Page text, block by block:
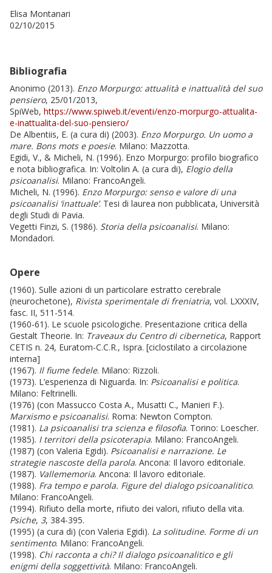
Elisa Montanari
02/10/2015
Bibliografia
Anonimo (2013). Enzo Morpurgo: attualità e inattualità del suo
pensiero, 25/01/2013,
SpiWeb, https://www.spiweb.it/eventi/enzo-morpurgo-attualita-
e-inattualita-del-suo-pensiero/
De Albentiis, E. (a cura di) (2003). Enzo Morpurgo. Un uomo a
mare. Bons mots e poesie. Milano: Mazzotta.
Egidi, V., & Micheli, N. (1996). Enzo Morpurgo: profilo biografico
e nota bibliografica. In: Voltolin A. (a cura di), Elogio della
psicoanalisi. Milano: FrancoAngeli.
Micheli, N. (1996). Enzo Morpurgo: senso e valore di una
psicoanalisi ‘inattuale’. Tesi di laurea non pubblicata, Università
degli Studi di Pavia.
Vegetti Finzi, S. (1986). Storia della psicoanalisi. Milano:
Mondadori.
Opere
(1960). Sulle azioni di un particolare estratto cerebrale
(neurochetone), Rivista sperimentale di freniatria, vol. LXXXIV,
fasc. II, 511-514.
(1960-61). Le scuole psicologiche. Presentazione critica della
Gestalt Theorie. In: Traveaux du Centro di cibernetica, Rapport
CETIS n. 24, Euratom-C.C.R., Ispra. [ciclostilato a circolazione
interna]
(1967). Il fiume fedele. Milano: Rizzoli.
(1973). L’esperienza di Niguarda. In: Psicoanalisi e politica.
Milano: Feltrinelli.
(1976) (con Massucco Costa A., Musatti C., Manieri F.).
Marxismo e psicoanalisi. Roma: Newton Compton.
(1981). La psicoanalisi tra scienza e filosofia. Torino: Loescher.
(1985). I territori della psicoterapia. Milano: FrancoAngeli.
(1987) (con Valeria Egidi). Psicoanalisi e narrazione. Le
strategie nascoste della parola. Ancona: Il lavoro editoriale.
(1987). Vallememoria. Ancona: Il lavoro editoriale.
(1988). Fra tempo e parola. Figure del dialogo psicoanalitico.
Milano: FrancoAngeli.
(1994). Rifiuto della morte, rifiuto dei valori, rifiuto della vita.
Psiche, 3, 384-395.
(1995) (a cura di) (con Valeria Egidi). La solitudine. Forme di un
sentimento. Milano: FrancoAngeli.
(1998). Chi racconta a chi? Il dialogo psicoanalitico e gli
enigmi della soggettività. Milano: FrancoAngeli.